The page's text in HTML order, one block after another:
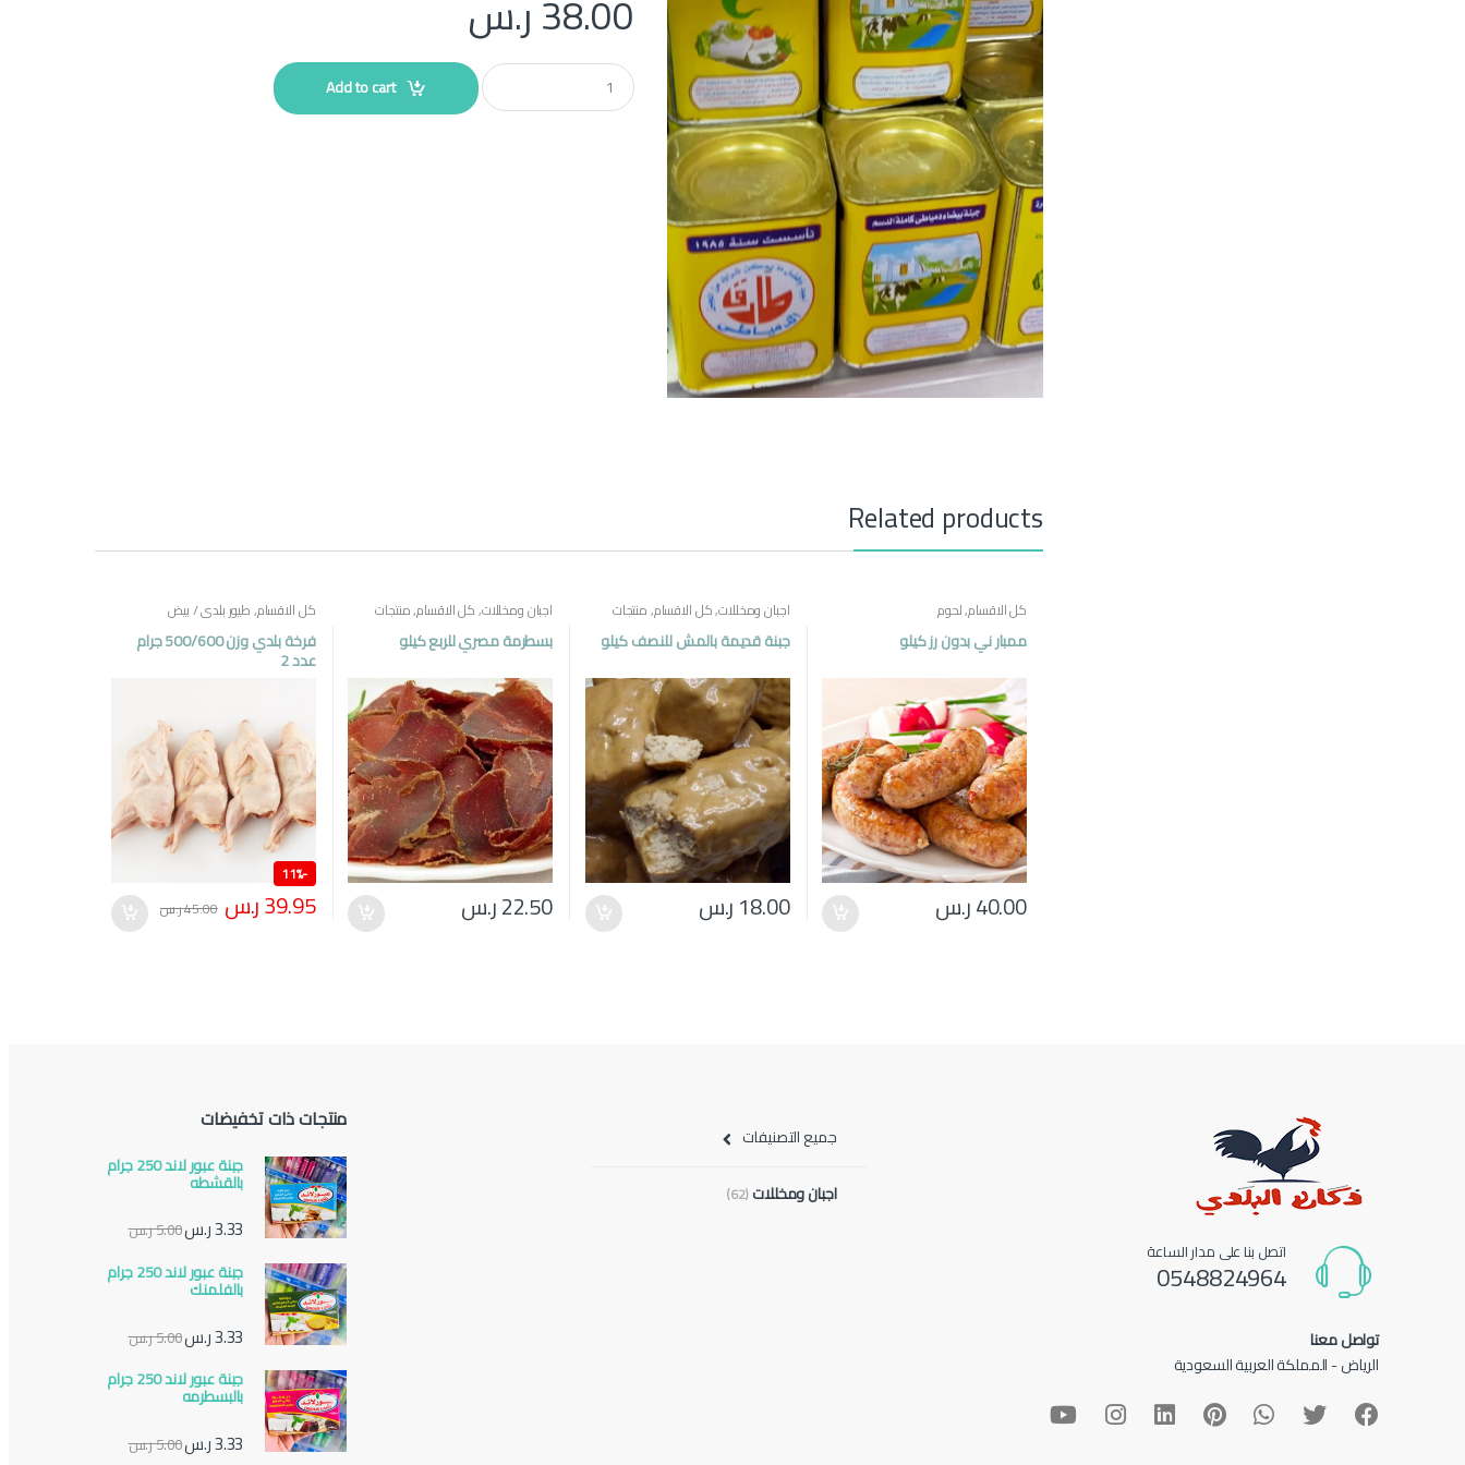
38.00ر.س
Q
u
a
Add to cart
Related products
كل الاقسام,لحوم
ممبار ني بدون رز كيلو
40.00ر.س
اجبان ومخللات,كل الاقسام,منتجات
مصرية
جبنة قديمة بالمش للنصف كيلو
18.00ر.س
اجبان ومخللات,كل الاقسام,منتجات
مصرية
بسطرمة مصري للربع كيلو
22.50ر.س
كل الاقسام,طيور بلدي / بيض
فرخة بلدي وزن 500/600 جرام
عدد 2
-
11%
39.95ر.س 45.00ر.س
اتصل بنا على مدار الساعة
0548824964
تواصل معنا
الرياض - المملكة العربية السعودية
جميع التصنيفات
اجبان ومخللات(62)
منتجات ذات تخفيضات
جبنة عبور لاند 250 جرام
بالقشطه
3.33ر.س5.00ر.س
جبنة عبور لاند 250 جرام
بالفلمنك
3.33ر.س5.00ر.س
جبنة عبور لاند 250 جرام
بالبسطرمه
3.33ر.س5.00ر.س